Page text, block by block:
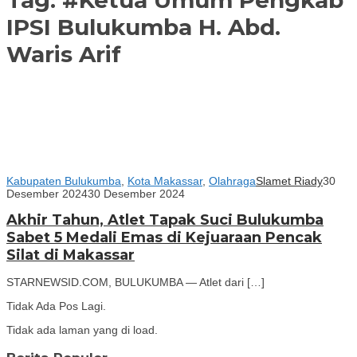
IPSI Bulukumba H. Abd.
Waris Arif
Kabupaten Bulukumba Kota Makassar, OlahragaSlamet Riady30
Desember 202430 Desember 2024
Akhir Tahun, Atlet Tapak Suci Bulukumba
Sabet 5 Medali Emas di Kejuaraan Pencak
Silat di Makassar
STARNEWSID.COM, BULUKUMBA — Atlet dari […]
Tidak Ada Pos Lagi.
Tidak ada laman yang di load.